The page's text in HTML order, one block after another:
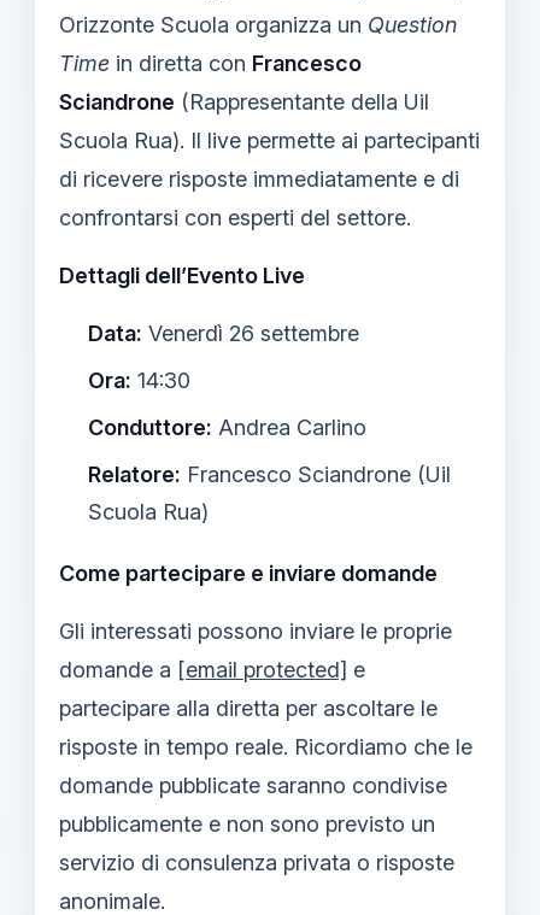
Orizzonte Scuola organizza un Question
Time in diretta con Francesco
Sciandrone (Rappresentante della Uil
Scuola Rua). Il live permette ai partecipanti
di ricevere risposte immediatamente e di
confrontarsi con esperti del settore.
Dettagli dell’Evento Live
Data: Venerdì 26 settembre
Ora: 14:30
Conduttore: Andrea Carlino
Relatore: Francesco Sciandrone (Uil
Scuola Rua)
Come partecipare e inviare domande
Gli interessati possono inviare le proprie
domande a [email protected] e
partecipare alla diretta per ascoltare le
risposte in tempo reale. Ricordiamo che le
domande pubblicate saranno condivise
pubblicamente e non sono previsto un
servizio di consulenza privata o risposte
anonimale.